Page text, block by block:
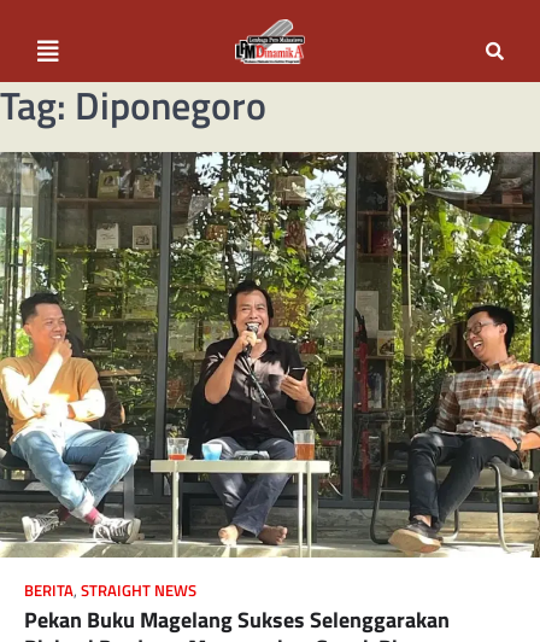
Tag: Diponegoro
BERITA, STRAIGHT NEWS
Pekan Buku Magelang Sukses Selenggarakan